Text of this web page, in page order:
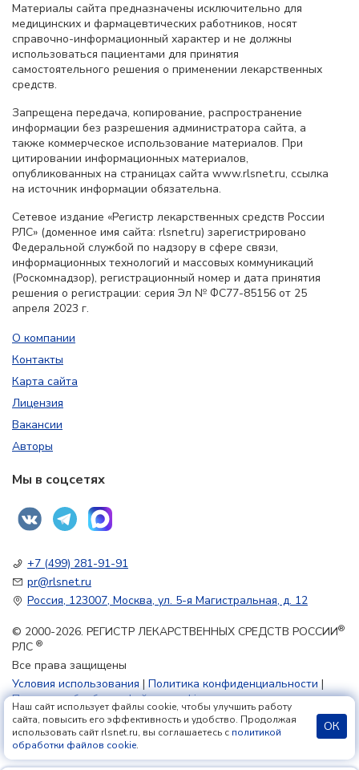
Материалы сайта предназначены исключительно для
медицинских и фармацевтических работников, носят
справочно-информационный характер и не должны
использоваться пациентами для принятия
самостоятельного решения о применении лекарственных
средств.
Запрещена передача, копирование, распространение
информации без разрешения администратора сайта, а
также коммерческое использование материалов. При
цитировании информационных материалов,
опубликованных на страницах сайта www.rlsnet.ru, ссылка
на источник информации обязательна.
Сетевое издание «Регистр лекарственных средств России
РЛС» (доменное имя сайта: rlsnet.ru) зарегистрировано
Федеральной службой по надзору в сфере связи,
информационных технологий и массовых коммуникаций
(Роскомнадзор), регистрационный номер и дата принятия
решения о регистрации: серия Эл № ФС77-85156 от 25
апреля 2023 г.
О компании
Контакты
Карта сайта
Лицензия
Вакансии
Авторы
Мы в соцсетях
+7 (499) 281-91-91
pr@rlsnet.ru
Россия, 123007, Москва, ул. 5-я Магистральная, д. 12
© 2000-2026. РЕГИСТР ЛЕКАРСТВЕННЫХ СРЕДСТВ РОССИИ®
РЛС ®
Все права защищены
Условия использования | Политика конфиденциальности |
Политика обработки файлов cookie
18+
Наш сайт использует файлы cookie, чтобы улучшить работу
сайта, повысить его эффективность и удобство. Продолжая
использовать сайт rlsnet.ru, вы соглашаетесь с политикой
обработки файлов cookie.
ОК